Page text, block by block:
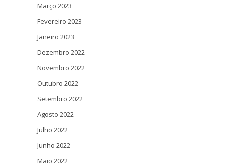
Março 2023
Fevereiro 2023
Janeiro 2023
Dezembro 2022
Novembro 2022
Outubro 2022
Setembro 2022
Agosto 2022
Julho 2022
Junho 2022
Maio 2022